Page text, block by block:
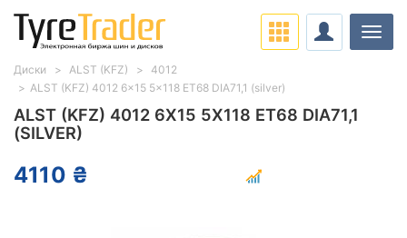
ALST (KFZ) 4012 6X15 5X118 ET68 DIA71,1
(SILVER)
4110 ₴
Диски ALST (KFZ)
4012
ALST (KFZ) 4012 6x15 5x118 ET68 DIA71,1 (silver)